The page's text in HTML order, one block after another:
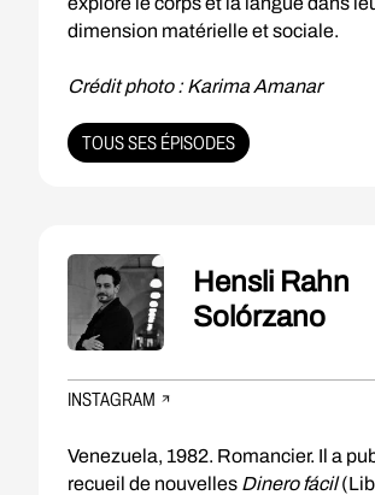
dimension matérielle et sociale.
Crédit photo : Karima Amanar
TOUS SES ÉPISODES
Hensli Rahn
Solórzano
INSTAGRAM
Venezuela, 1982. Romancier. Il a
recueil de nouvelles Dinero fácil